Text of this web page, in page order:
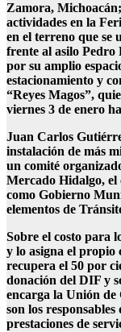
Zamora,
actividades en la
en el terreno que se
frente al asilo
por su amplio
estacionamiento y
“Reyes Magos”,
viernes 3 de enero
Juan Carlos
instalación de más
un comité
Mercado Hidalgo, el
como Gobierno
elementos de
Sobre el costo para
y lo asigna el propio
recupera el 50 por
donación del DIF y
encarga la Unión de
son los
prestaciones de